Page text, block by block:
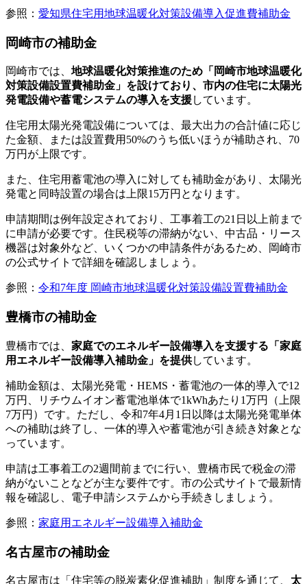
参照： 愛知県住宅用地球温暖化対策設備導入促進費補助金
岡崎市の補助金
岡崎市では、 地球温暖化対策推進のため「岡崎市地球温暖化
対策設備設置費補助金」を設けており、市内の住宅に太陽光
発電設備や蓄電システムの導入を支援しています。
住宅用太陽光発電設備については、最大出力の合計値に応じ
た金額、または設置費用50%のうち低いほうが補助され、70
万円が上限です。
また、住宅用蓄電池の導入に対しても補助金があり、太陽光
発電と同時設置の場合は上限15万円となります。
申請期間は例年設定されており、工事着工の21日以上前まで
に申請が必要です。住民税等の滞納がない、中古品・リース
機器は対象外など、いくつかの申請条件があるため、岡崎市
の公式サイトで詳細を確認しましょう。
参照： 令和7年度 岡崎市地球温暖化対策設備設置費補助金
豊橋市の補助金
豊橋市では、 家庭でのエネルギー設備導入を支援する「家庭
用エネルギー設備導入補助金」を提供しています。
補助金額は、太陽光発電・HEMS・蓄電池の一体的導入で12
万円、リチウムイオン蓄電池単体で1kWhあたり1万円（上限
7万円）です。ただし、令和7年4月1日以降は太陽光発電単体
への補助は終了し、一体的導入や蓄電池が引き続き対象とな
っています。
申請は工事着工の2週間前までに行い、豊橋市民で税金の滞
納がないことなどが主な要件です。市の公式サイトで最新情
報を確認し、電子申請システムから手続きしましょう。
参照： 家庭用エネルギー設備導入補助金
名古屋市の補助金
名古屋市は「住宅等の脱炭素化促進補助」制度を通じて、 太